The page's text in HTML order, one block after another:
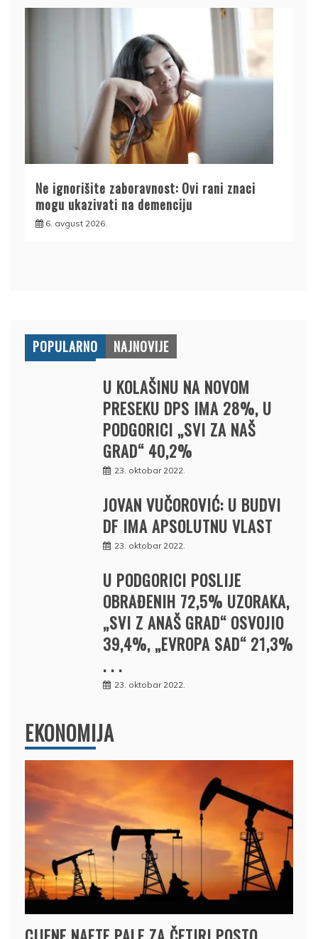
Ne ignorišite zaboravnost: Ovi rani znaci
mogu ukazivati na demenciju
6. avgust 2026.
POPULARNO NAJNOVIJE
U KOLAŠINU NA NOVOM
PRESEKU DPS IMA 28%, U
PODGORICI „SVI ZA NAŠ
GRAD“ 40,2%
23. oktobar 2022.
JOVAN VUČOROVIĆ: U BUDVI
DF IMA APSOLUTNU VLAST
23. oktobar 2022.
U PODGORICI POSLIJE
OBRAĐENIH 72,5% UZORAKA,
„SVI Z ANAŠ GRAD“ OSVOJIO
39,4%, „EVROPA SAD“ 21,3%
. . .
23. oktobar 2022.
EKONOMIJA